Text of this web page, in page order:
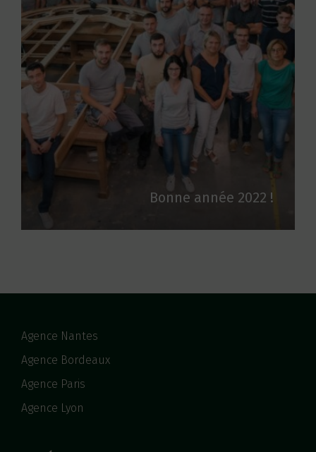
Bonne année 2022 !
Agence Nantes
Agence Bordeaux
Agence Paris
Agence Lyon